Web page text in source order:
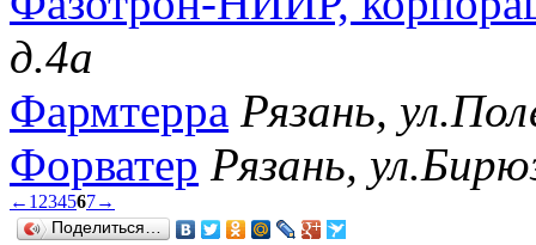
д.4а
Фармтерра Рязань,
Форватер Рязань,
← 1 234567→
Поделиться…